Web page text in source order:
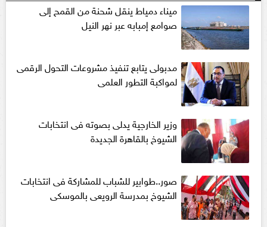
ميناء دمياط ينقل شحنة من القمح إلى
صوامع إمبابه عبر نهر النيل
مدبولى يتابع تنفيذ مشروعات التحول الرقمى
لمواكبة التطور العلمى
وزير الخارجية يدلى بصوته فى انتخابات
الشيوخ بالقاهرة الجديدة
صور..طوابير للشباب للمشاركة فى انتخابات
الشيوخ بمدرسة الرويعى بالموسكى